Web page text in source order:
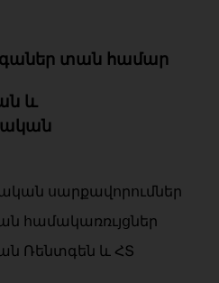
տան համար
և
սարքավորումներ
համակառռւյցներ
Ռենտգեն և ՀՏ